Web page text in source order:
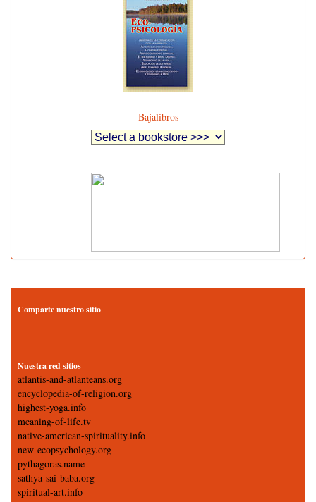
Bajalibros
Comparte nuestro sitio
Nuestra red sitios
atlantis-and-atlanteans.org
encyclopedia-of-religion.org
highest-yoga.info
meaning-of-life.tv
native-american-spirituality.info
new-ecopsychology.org
pythagoras.name
sathya-sai-baba.org
spiritual-art.info